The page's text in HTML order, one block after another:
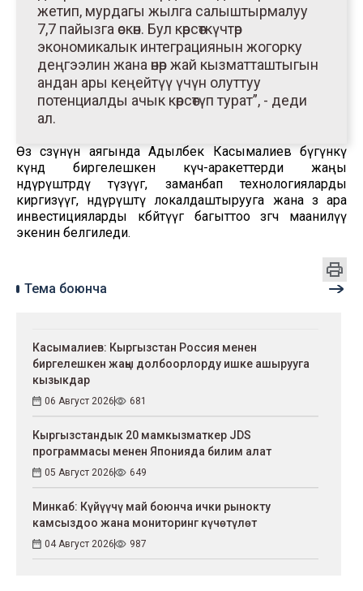
жетип, мурдагы жылга салыштырмалуу
7,7 пайызга өскөн. Бул көрсөткүчтөр
экономикалык интеграциянын жогорку
деңгээлин жана өнөр жай кызматташтыгын
андан ары кеңейтүү үчүн олуттуу
потенциалды ачык көрсөтүп турат”, - деди
ал.
Өз сөзүнүн аягында Адылбек Касымалиев бүгүнкү
күндө биргелешкен күч-аракеттерди жаңы
өндүрүштөрдү түзүүгө, заманбап технологияларды
киргизүүгө, өндүрүштү локалдаштырууга жана өз ара
инвестицияларды көбөйтүүгө багыттоо өзгөчө маанилүү
экенин белгиледи.
Тема боюнча
Касымалиев: Кыргызстан Россия менен
биргелешкен жаңы долбоорлорду ишке ашырууга
кызыкдар
06 Август 2026 681
Кыргызстандык 20 мамкызматкер JDS
программасы менен Японияда билим алат
05 Август 2026 649
Минкаб: Күйүүчү май боюнча ички рынокту
камсыздоо жана мониторинг күчөтүлөт
04 Август 2026 987